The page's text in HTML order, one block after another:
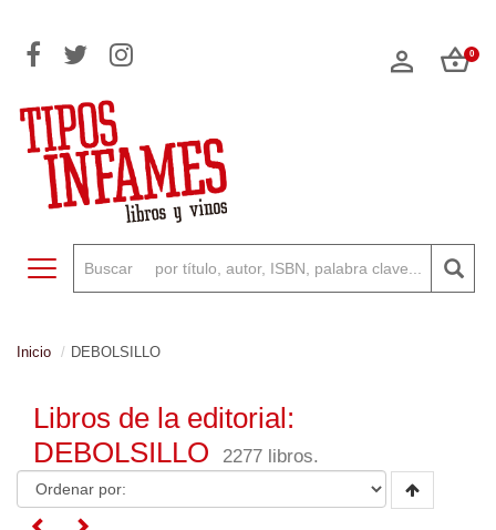
0
Toggle navigation
Inicio DEBOLSILLO
Libros de la editorial:
DEBOLSILLO
2277 libros.